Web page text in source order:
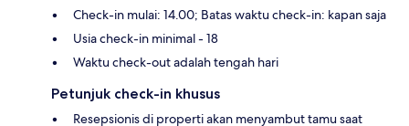
Check-in mulai: 14.00; Batas waktu check-in: kapan saja
Usia check-in minimal - 18
Waktu check-out adalah tengah hari
Petunjuk check-in khusus
Resepsionis di properti akan menyambut tamu saat